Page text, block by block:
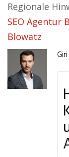
Regionale
SEO Agentur
Blowatz
Giri